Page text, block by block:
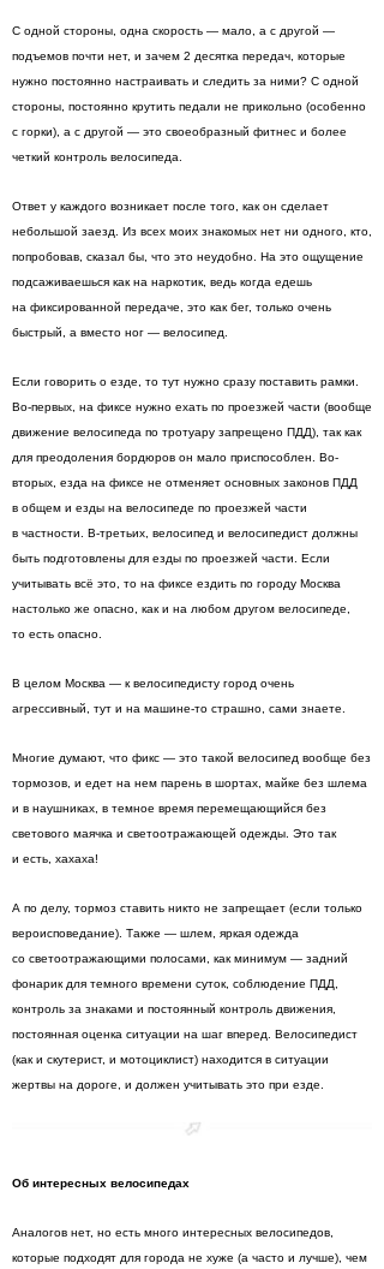
С одной стороны, одна скорость — мало, а с другой —
подъемов почти нет, и зачем 2 десятка передач, которые
нужно постоянно настраивать и следить за ними? С одной
стороны, постоянно крутить педали не прикольно (особенно
с горки), а с другой — это своеобразный фитнес и более
четкий контроль велосипеда.
Ответ у каждого возникает после того, как он сделает
небольшой заезд. Из всех моих знакомых нет ни одного, кто,
попробовав, сказал бы, что это неудобно. На это ощущение
подсаживаешься как на наркотик, ведь когда едешь
на фиксированной передаче, это как бег, только очень
быстрый, а вместо ног — велосипед.
Если говорить о езде, то тут нужно сразу поставить рамки.
Во-первых, на фиксе нужно ехать по проезжей части (вообще
движение велосипеда по тротуару запрещено ПДД), так как
для преодоления бордюров он мало приспособлен. Во-
вторых, езда на фиксе не отменяет основных законов ПДД
в общем и езды на велосипеде по проезжей части
в частности. В-третьих, велосипед и велосипедист должны
быть подготовлены для езды по проезжей части. Если
учитывать всё это, то на фиксе ездить по городу Москва
настолько же опасно, как и на любом другом велосипеде,
то есть опасно.
В целом Москва — к велосипедисту город очень
агрессивный, тут и на машине-то страшно, сами знаете.
Многие думают, что фикс — это такой велосипед вообще без
тормозов, и едет на нем парень в шортах, майке без шлема
и в наушниках, в темное время перемещающийся без
светового маячка и светоотражающей одежды. Это так
и есть, хахаха!
А по делу, тормоз ставить никто не запрещает (если только
вероисповедание). Также — шлем, яркая одежда
со светоотражающими полосами, как минимум — задний
фонарик для темного времени суток, соблюдение ПДД,
контроль за знаками и постоянный контроль движения,
постоянная оценка ситуации на шаг вперед. Велосипедист
(как и скутерист, и мотоциклист) находится в ситуации
жертвы на дороге, и должен учитывать это при езде.
Об интересных велосипедах
Аналогов нет, но есть много интересных велосипедов,
которые подходят для города не хуже (а часто и лучше), чем